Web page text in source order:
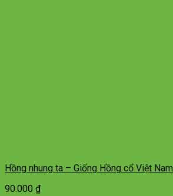
Hồng nhung ta – Giống Hồng cổ Việt Nam
90.000 ₫